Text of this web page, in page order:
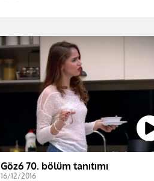
Göz6 70. bölüm tanıtımı
16/12/2016